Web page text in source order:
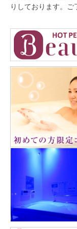
りしております。ご